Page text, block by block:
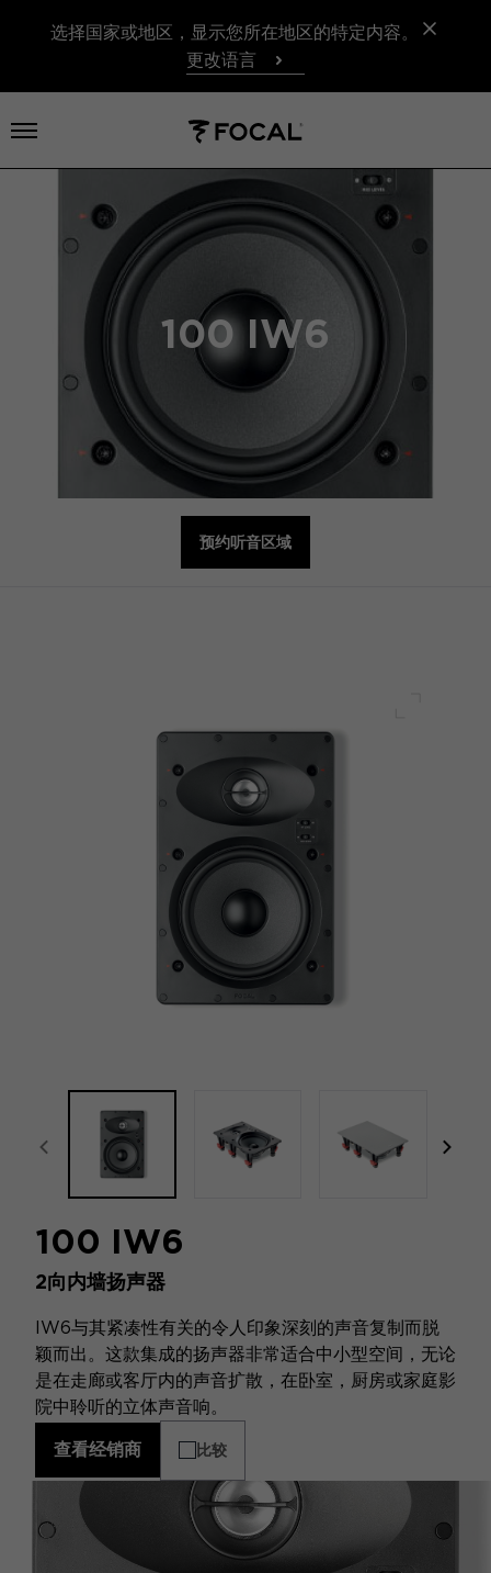
选择国家或地区，显示您所在地区的特定内容。
更改语言
打开菜单
100 IW6
预约听音区域
focal-naim-frontent::misc.prev_label
100 IW6
2向内墙扬声器
IW6与其紧凑性有关的令人印象深刻的声音复制而脱
颖而出。这款集成的扬声器非常适合中小型空间，无论
是在走廊或客厅内的声音扩散，在卧室，厨房或家庭影
院中聆听的立体声音响。
查看经销商 比较